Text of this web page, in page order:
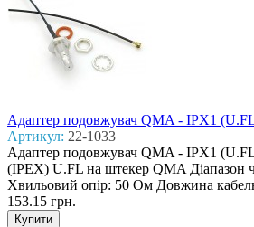
Адаптер подовжувач QMA - IPX1
Артикул: 22-1033
Адаптер подовжувач QMA - IPX1
(IPEX) U.FL на штекер QMA Діапазон
Хвильовий опір: 50 Ом Довжина
153.15 грн.